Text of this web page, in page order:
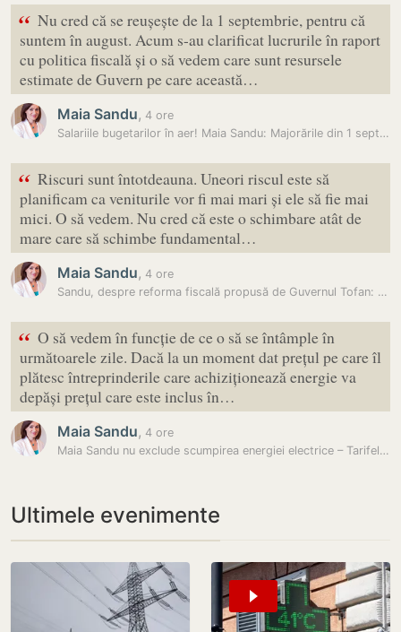
“ Nu cred că se reușește de la 1 septembrie, pentru că
suntem în august. Acum s-au clarificat lucrurile în raport
cu politica fiscală și o să vedem care sunt resursele
estimate de Guvern pe care această…
Maia Sandu, 4 ore
Salariile bugetarilor în aer! Maia Sandu: Majorările din 1 septembrie…
“ Riscuri sunt întotdeauna. Uneori riscul este să
planificam ca veniturile vor fi mai mari și ele să fie mai
mici. O să vedem. Nu cred că este o schimbare atât de
mare care să schimbe fundamental…
Maia Sandu, 4 ore
Sandu, despre reforma fiscală propusă de Guvernul Tofan: „Ar trebui să…
“ O să vedem în funcție de ce o să se întâmple în
următoarele zile. Dacă la un moment dat prețul pe care îl
plătesc întreprinderile care achiziționează energie va
depăși prețul care este inclus în…
Maia Sandu, 4 ore
Maia Sandu nu exclude scumpirea energiei electrice – Tarifele ar putea…
Ultimele evenimente